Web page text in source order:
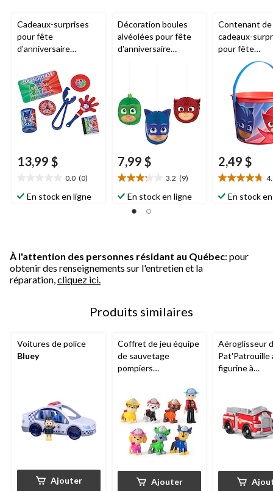
Cadeaux-surprises
pour fête
d'anniversaire
13,99 $
0.0 (0)
étoile(s)
En stock en ligne
Décoration boules
alvéolées pour fête
d'anniversaire
7,99 $
3.2 (9)
3.2
étoile(s)
En stock en ligne
Contenant de
cadeaux-
pour fête
d'anniversaire,
1 an et plus
2,49 $
4.8
étoile(s)
En stock
À l'attention des personnes résidant au Québec: pour
obtenir des renseignements sur l'entretien et la
réparation, cliquez ici.
Produits similaires
Voitures de police
Bluey
Ajouter
Coffret de jeu équipe
de sauvetage
pompiers
collectionner, 3 ans et
plus
Ajouter
Aéroglisseur
Pat'Patrouille
figurine à